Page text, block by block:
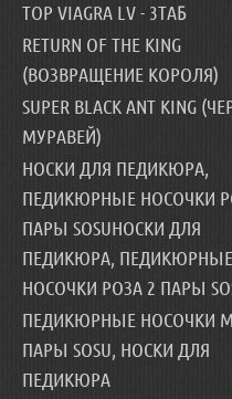
TOP VIAGRA LV - 3ТАБ
RETURN OF THE KING
(ВОЗВРАЩЕНИЕ КОРОЛЯ)
SUPER BLACK ANT KING
МУРАВЕЙ)
НОСКИ ДЛЯ ПЕДИКЮРА,
ПЕДИКЮРНЫЕ НОСОЧКИ
ПАРЫ SOSUНОСКИ ДЛЯ
ПЕДИКЮРА, ПЕДИКЮРНЫЕ
НОСОЧКИ РОЗА 2 ПАРЫ
ПЕДИКЮРНЫЕ НОСОЧКИ
ПАРЫ SOSU, НОСКИ ДЛЯ
ПЕДИКЮРА